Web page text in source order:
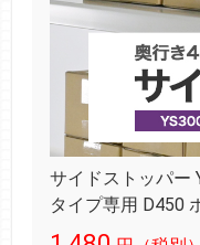
サイドストッパー
タイプ専用 D450